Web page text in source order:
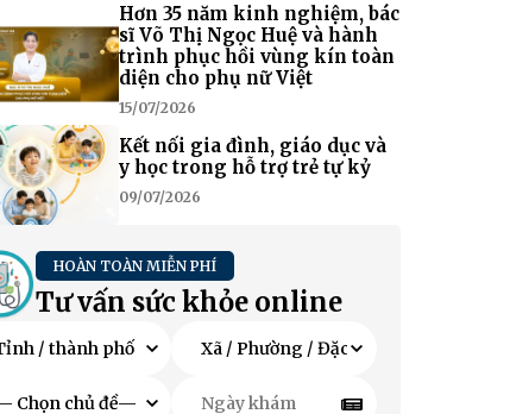
Hơn 35 năm kinh nghiệm, bác
sĩ Võ Thị Ngọc Huệ và hành
trình phục hồi vùng kín toàn
diện cho phụ nữ Việt
15/07/2026
Kết nối gia đình, giáo dục và
y học trong hỗ trợ trẻ tự kỷ
09/07/2026
HOÀN TOÀN MIỄN PHÍ
Tư vấn sức khỏe online